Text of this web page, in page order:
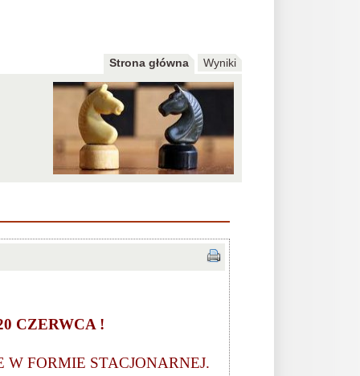
Strona główna Wyniki
CZERWCA !
FORMIE STACJONARNEJ.